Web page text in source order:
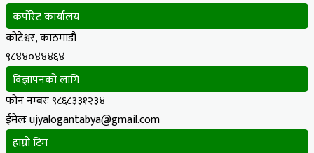
कर्पोरेट कार्यालय
कोटेश्वर, काठमाडौं
९८४४०४४४६४
विज्ञापनको लागि
फोन नम्बरः ९८६८३३१२३४
ईमेलः ujyalogantabya@gmail.com
हाम्रो टिम